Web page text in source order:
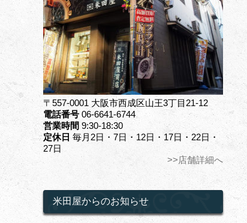
〒557-0001 大阪市西成区山王3丁目21-12
電話番号 06-6641-6744
営業時間 9:30-18:30
定休日 毎月2日・7日・12日・17日・22日・
27日
>>店舗詳細へ
米田屋からのお知らせ